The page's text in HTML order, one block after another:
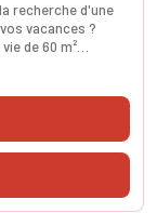
recherche d'une
vacances ?
de 60 m²
espace bureau.
A 1er étage, les